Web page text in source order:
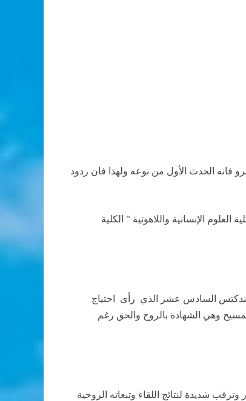
فانه الحدث الأول من نوعه ولهذا فان ردود
الإنسانية واللاهوتية " الكلية
بندكتس السادس عشر الذي رأى احتياج
وهي الشهادة بالروح والحق رغم
شديدة لنتائج اللقاء وتبعاته الروحية